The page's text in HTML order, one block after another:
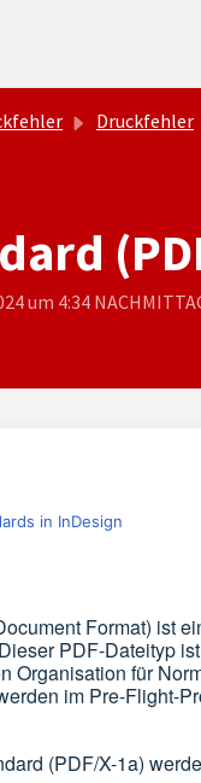
Druckfehler
um 4:34
in InDesign
Format) ist
PDF-Dateityp
Organisation für
im Pre-Flight-
(PDF/X-1a)